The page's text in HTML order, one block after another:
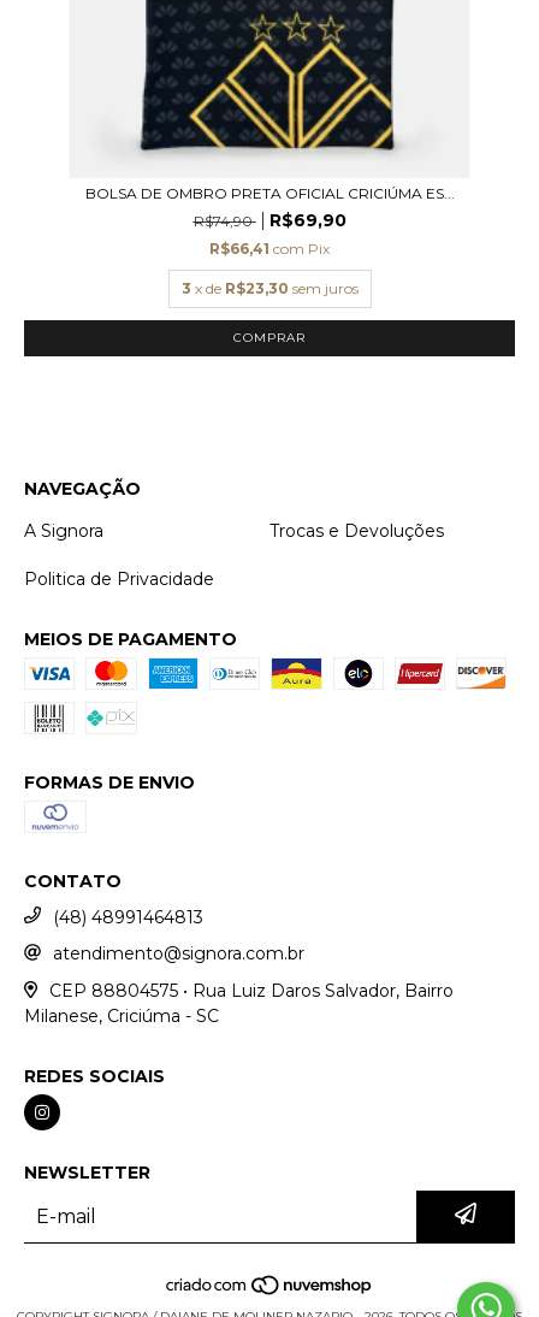
BOLSA DE OMBRO PRETA OFICIAL CRICIÚMA ES...
R$74,90
R$69,90
R$66,41 com Pix
3 x de R$23,30 sem juros
NAVEGAÇÃO
A Signora
Trocas e Devoluções
Politica de Privacidade
MEIOS DE PAGAMENTO
FORMAS DE ENVIO
CONTATO
(48) 48991464813
atendimento@signora.com.br
CEP 88804575 • Rua Luiz Daros Salvador, Bairro
Milanese, Criciúma - SC
REDES SOCIAIS
NEWSLETTER